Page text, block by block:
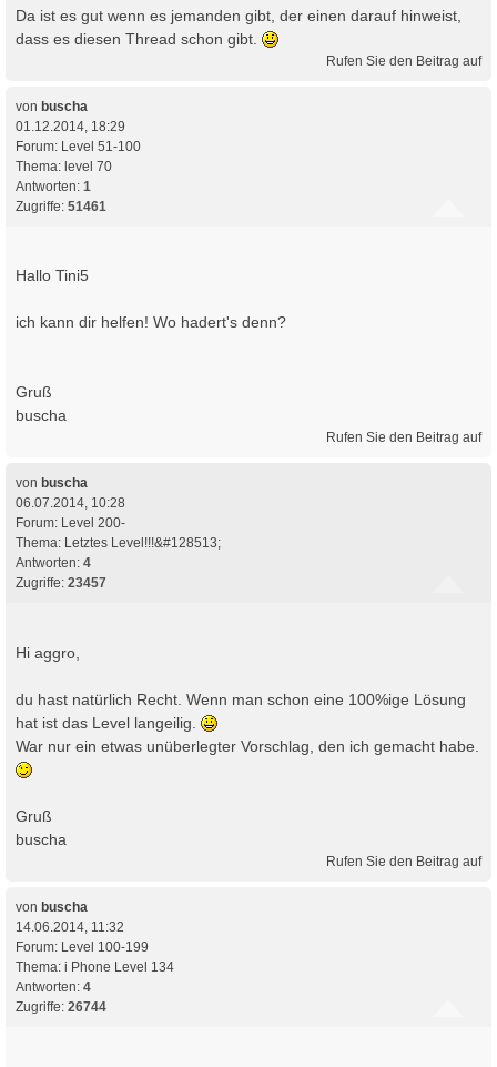
Da ist es gut wenn es jemanden gibt, der einen darauf hinweist,
dass es diesen Thread schon gibt.
Rufen Sie den Beitrag auf
von buscha
01.12.2014, 18:29
Forum: Level 51-100
Thema: level 70
Antworten: 1
Zugriffe: 51461
Hallo Tini5
ich kann dir helfen! Wo hadert's denn?
Gruß
buscha
Rufen Sie den Beitrag auf
von buscha
06.07.2014, 10:28
Forum: Level 200-
Thema: Letztes Level!!!&#128513;
Antworten: 4
Zugriffe: 23457
Hi aggro,
du hast natürlich Recht. Wenn man schon eine 100%ige Lösung
hat ist das Level langeilig.
War nur ein etwas unüberlegter Vorschlag, den ich gemacht habe.
Gruß
buscha
Rufen Sie den Beitrag auf
von buscha
14.06.2014, 11:32
Forum: Level 100-199
Thema: i Phone Level 134
Antworten: 4
Zugriffe: 26744